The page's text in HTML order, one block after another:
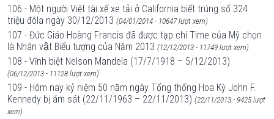
106 - Một người Việt tài xế xe tải ở California biết trúng số 324
triệu đôla ngày 30/12/2013 (04/01/2014 - 10647 lượt xem)
107 - Đức Giáo Hoàng Francis đã được tạp chí Time của Mỹ chọn
là Nhân vật Biểu tượng của Năm 2013 (12/12/2013 - 11749 lượt xem)
108 - Vĩnh biệt Nelson Mandela (17/7/1918 – 5/12/2013)
(06/12/2013 - 11128 lượt xem)
109 - Hôm nay kỷ niệm 50 năm ngày Tổng thống Hoa Kỳ John F.
Kennedy bị ám sát (22/11/1963 – 22/11/2013) (22/11/2013 - 9425 lượt
xem)